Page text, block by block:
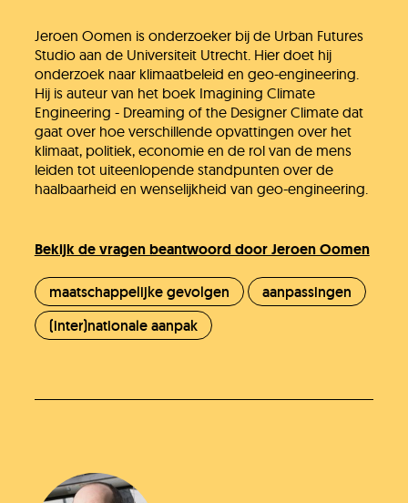
Jeroen Oomen is onderzoeker bij de Urban Futures
Studio aan de Universiteit Utrecht. Hier doet hij
onderzoek naar klimaatbeleid en geo-engineering.
Hij is auteur van het boek Imagining Climate
Engineering - Dreaming of the Designer Climate dat
gaat over hoe verschillende opvattingen over het
klimaat, politiek, economie en de rol van de mens
leiden tot uiteenlopende standpunten over de
haalbaarheid en wenselijkheid van geo-engineering.
Bekijk de vragen beantwoord door Jeroen Oomen
maatschappelijke gevolgen
aanpassingen
(inter)nationale aanpak